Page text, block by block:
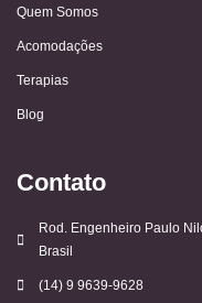
Quem Somos
Acomodações
Terapias
Blog
Contato
Rod. Engenheiro Paulo
Brasil
(14) 9 9639-9628